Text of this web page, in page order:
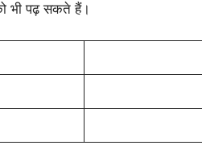
भी पढ़ सकते हैं।